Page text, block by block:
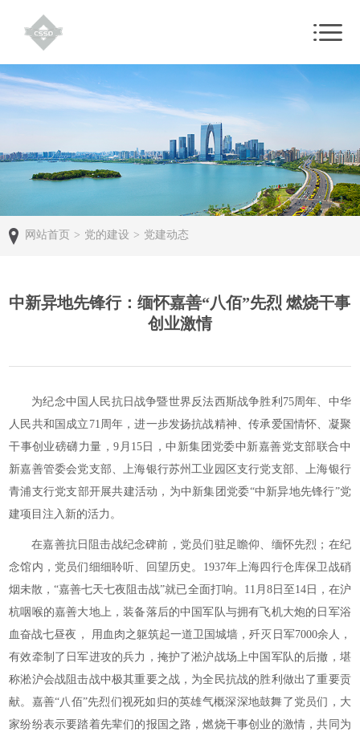
网站首页 > 党的建设 > 党建动态
中新异地先锋行：缅怀嘉善“八佰”先烈 燃烧干事
创业激情
为纪念中国人民抗日战争暨世界反法西斯战争胜利75周年、中华
人民共和国成立71周年，进一步发扬抗战精神、传承爱国情怀、凝聚
干事创业磅礴力量，9月15日，中新集团党委中新嘉善党支部联合中
新嘉善管委会党支部、上海银行苏州工业园区支行党支部、上海银行
青浦支行党支部开展共建活动，为中新集团党委“中新异地先锋行”党
建项目注入新的活力。
在嘉善抗日阻击战纪念碑前，党员们驻足瞻仰、缅怀先烈；在纪
念馆内，党员们细细聆听、回望历史。1937年上海四行仓库保卫战硝
烟未散，“嘉善七天七夜阻击战”就已全面打响。11月8日至14日，在沪
杭咽喉的嘉善大地上，装备落后的中国军队与拥有飞机大炮的日军浴
血奋战七昼夜， 用血肉之躯筑起一道卫国城墙，歼灭日军7000余人，
有效牵制了日军进攻的兵力，掩护了淞沪战场上中国军队的后撤，堪
称淞沪会战阻击战中极其重要之战，为全民抗战的胜利做出了重要贡
献。嘉善“八佰”先烈们视死如归的英雄气概深深地鼓舞了党员们，大
家纷纷表示要踏着先辈们的报国之路，燃烧干事创业的激情，共同为